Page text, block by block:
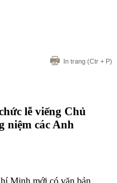
In trang (Ctr + P)
lễ viếng Chủ
niệm các Anh